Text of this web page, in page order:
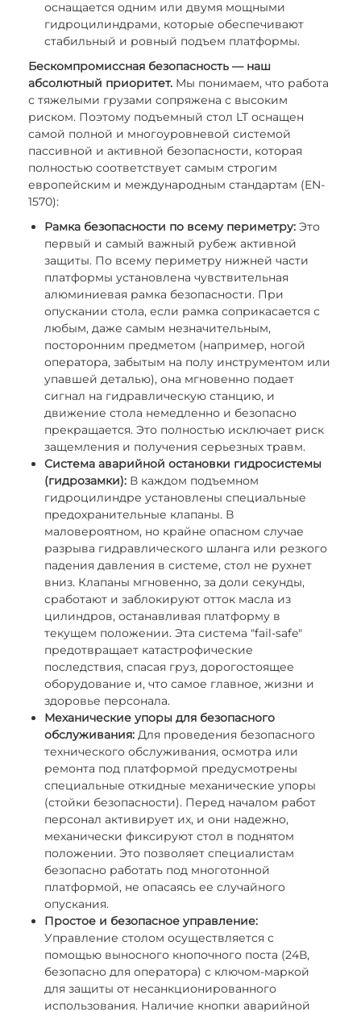
оснащается одним или двумя мощными
гидроцилиндрами, которые обеспечивают
стабильный и ровный подъем платформы.
Бескомпромиссная безопасность — наш
абсолютный приоритет. Мы понимаем, что работа
с тяжелыми грузами сопряжена с высоким
риском. Поэтому подъемный стол LT оснащен
самой полной и многоуровневой системой
пассивной и активной безопасности, которая
полностью соответствует самым строгим
европейским и международным стандартам (EN-
1570):
Рамка безопасности по всему периметру: Это
первый и самый важный рубеж активной
защиты. По всему периметру нижней части
платформы установлена чувствительная
алюминиевая рамка безопасности. При
опускании стола, если рамка соприкасается с
любым, даже самым незначительным,
посторонним предметом (например, ногой
оператора, забытым на полу инструментом или
упавшей деталью), она мгновенно подает
сигнал на гидравлическую станцию, и
движение стола немедленно и безопасно
прекращается. Это полностью исключает риск
защемления и получения серьезных травм.
Система аварийной остановки гидросистемы
(гидрозамки): В каждом подъемном
гидроцилиндре установлены специальные
предохранительные клапаны. В
маловероятном, но крайне опасном случае
разрыва гидравлического шланга или резкого
падения давления в системе, стол не рухнет
вниз. Клапаны мгновенно, за доли секунды,
сработают и заблокируют отток масла из
цилиндров, останавливая платформу в
текущем положении. Эта система "fail-safe"
предотвращает катастрофические
последствия, спасая груз, дорогостоящее
оборудование и, что самое главное, жизни и
здоровье персонала.
Механические упоры для безопасного
обслуживания: Для проведения безопасного
технического обслуживания, осмотра или
ремонта под платформой предусмотрены
специальные откидные механические упоры
(стойки безопасности). Перед началом работ
персонал активирует их, и они надежно,
механически фиксируют стол в поднятом
положении. Это позволяет специалистам
безопасно работать под многотонной
платформой, не опасаясь ее случайного
опускания.
Простое и безопасное управление:
Управление столом осуществляется с
помощью выносного кнопочного поста (24В,
безопасно для оператора) с ключом-маркой
для защиты от несанкционированного
использования. Наличие кнопки аварийной